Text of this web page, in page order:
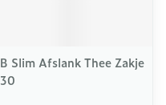
B Slim Afslank Thee Zakje
30